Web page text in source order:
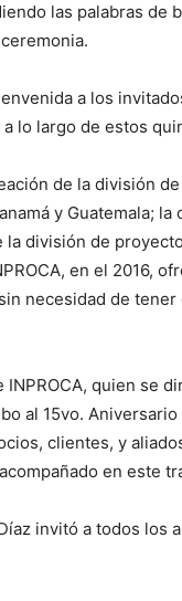
las palabras de
a los
lo largo de estos
de la división
y Guatemala;
la división de
en el 2016,
necesidad de
INPROCA, quien se
al 15vo.
clientes, y
en este
invitó a todos los